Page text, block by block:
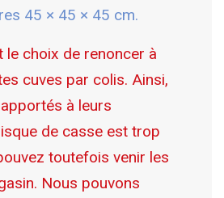
45 × 45 × 45 cm.
le choix de renoncer à
cuves par colis. Ainsi,
à leurs
de casse est trop
toutefois venir les
Nous pouvons